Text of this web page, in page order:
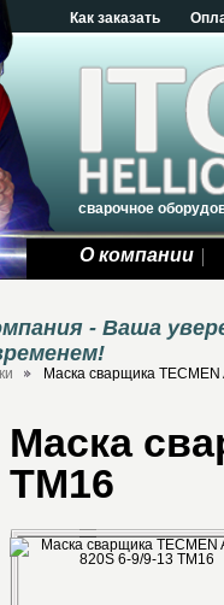
Как заказать
сварочное
О компании
- Ваша
Маска сварщика
Маска
TM16